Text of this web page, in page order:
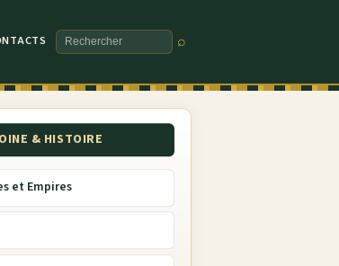
Rechercher
⌕
& HISTOIRE
et Empires